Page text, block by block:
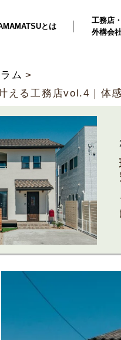
とは
工務店
外構会
ム
える工務店vol.4｜体